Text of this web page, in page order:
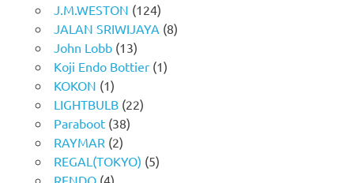
J.M.WESTON (124)
JALAN SRIWIJAYA (8)
John Lobb(13)
Koji Endo Bottier(1)
KOKON (1)
LIGHTBULB(22)
Paraboot(38)
RAYMAR (2)
REGAL(TOKYO) (5)